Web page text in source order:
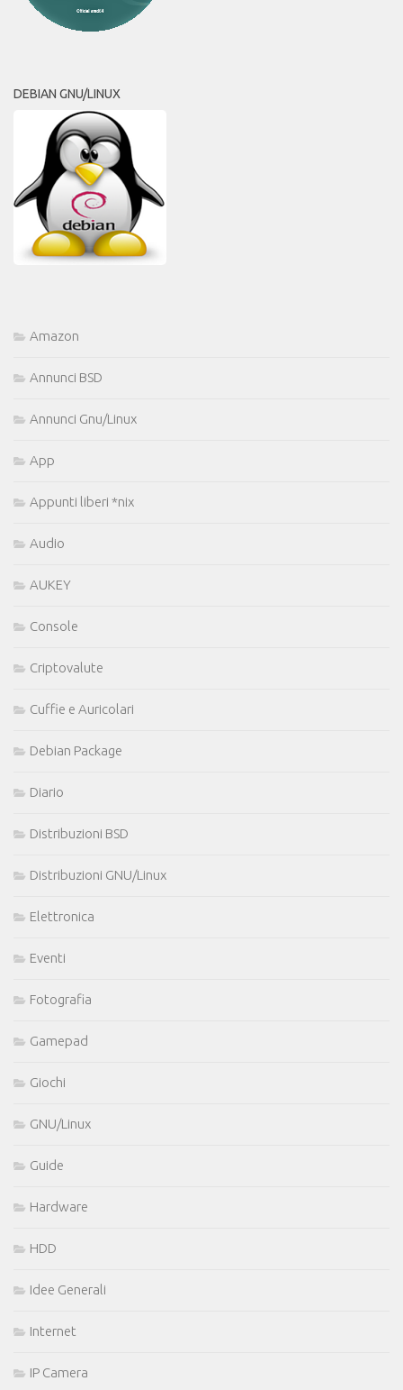
DEBIAN GNU/LINUX
Amazon
Annunci BSD
Annunci Gnu/Linux
App
Appunti liberi *nix
Audio
AUKEY
Console
Criptovalute
Cuffie e Auricolari
Debian Package
Diario
Distribuzioni BSD
Distribuzioni GNU/Linux
Elettronica
Eventi
Fotografia
Gamepad
Giochi
GNU/Linux
Guide
Hardware
HDD
Idee Generali
Internet
IP Camera